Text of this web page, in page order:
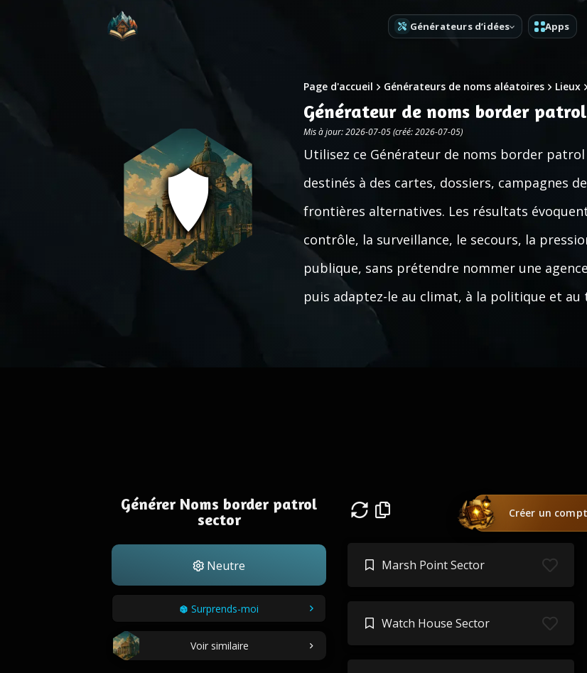
Générateurs d’idées Apps
Page d'accueil Générateurs de noms aléatoires Lieux
Générateur de noms border
Mis à jour: 2026-07-05 (créé: 2026-07-05)
Utilisez ce Générateur de noms border
destinés à des cartes, dossiers, campagnes
frontières alternatives. Les résultats
contrôle, la surveillance, le secours, la
publique, sans prétendre nommer une
puis adaptez-le au climat, à la politique et
Générer Noms border patrol
sector
Neutre
Surprends-moi
Voir similaire
Créer un
Marsh Point Sector
Watch House Sector